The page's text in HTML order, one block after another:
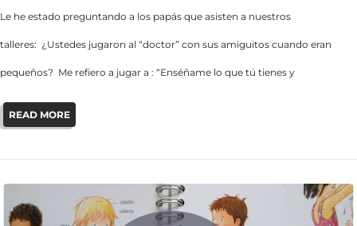
Le he estado preguntando a los papás que asisten a nuestros
talleres: ¿Ustedes jugaron al “doctor” con sus amiguitos cuando eran
pequeños? Me refiero a jugar a : “Enséñame lo que tú tienes y
READ MORE